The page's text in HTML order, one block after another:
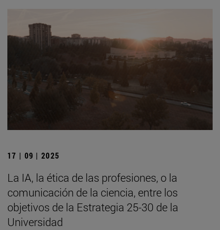
17 | 09 | 2025
La IA, la ética de las profesiones, o la
comunicación de la ciencia, entre los
objetivos de la Estrategia 25-30 de la
Universidad